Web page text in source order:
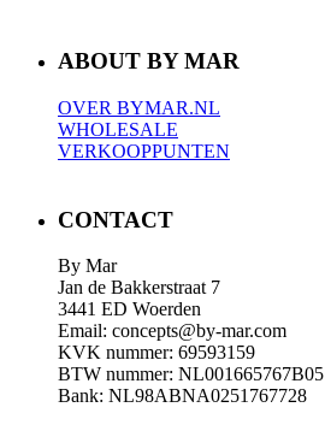
ABOUT BY MAR
OVER BYMAR.NL
WHOLESALE
VERKOOPPUNTEN
CONTACT
By Mar
Jan de Bakkerstraat 7
3441 ED Woerden
Email: concepts@by-mar.com
KVK nummer: 69593159
BTW nummer: NL001665767B05
Bank: NL98ABNA0251767728